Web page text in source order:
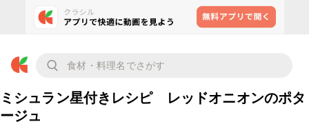
ミシュラン星付きレシピ レッドオニオンのポタ
ージュ